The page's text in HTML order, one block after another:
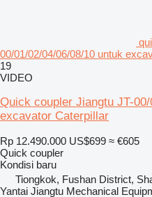
00/01/02/04/06/08/10 untuk
19
VIDEO
Quick coupler Jiangtu JT-
excavator Caterpillar
Rp 12.490.000 US$699 ≈ €605
Quick coupler
Kondisi baru
Tiongkok, Fushan District,
Yantai Jiangtu Mechanical